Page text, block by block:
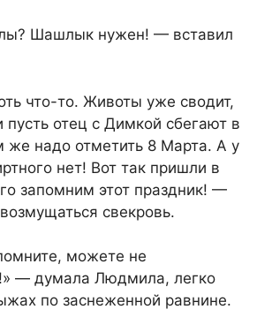
Шашлык нужен! — вставил
что-то. Животы уже сводит,
пусть отец с Димкой сбегают в
же надо отметить 8 Марта. А у
нет! Вот так пришли в
запомним этот праздник! —
свекровь.
можете не
— думала Людмила, легко
по заснеженной равнине.